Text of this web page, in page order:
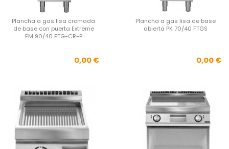
Plancha a gas lisa cromada
de base con puerta Extreme
EM 90/40 FTG-CR-P
Precio
0,00 €
Plancha a gas lisa de base
abierta PK 70/40 FTGS
0,00 €